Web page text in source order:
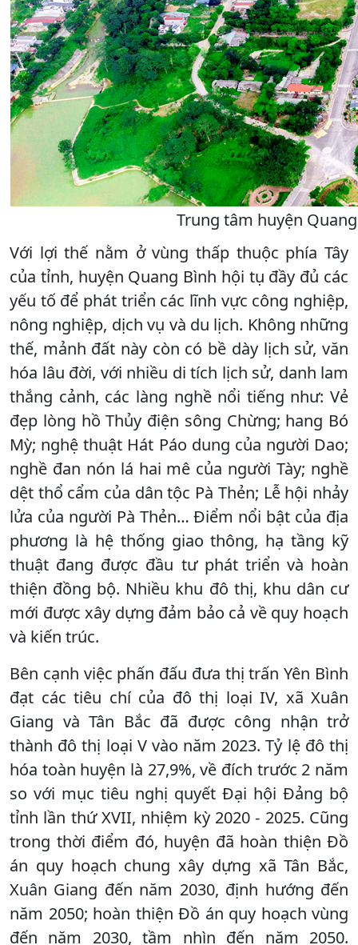
Trung tâm huyện
Với lợi thế nằm ở vùng thấp thuộc phía Tây
của tỉnh, huyện Quang Bình hội tụ đầy đủ các
yếu tố để phát triển các lĩnh vực công nghiệp,
nông nghiệp, dịch vụ và du lịch. Không những
thế, mảnh đất này còn có bề dày lịch sử, văn
hóa lâu đời, với nhiều di tích lịch sử, danh lam
thắng cảnh, các làng nghề nổi tiếng như: Vẻ
đẹp lòng hồ Thủy điện sông Chừng; hang Bó
Mỳ; nghệ thuật Hát Páo dung của người Dao;
nghề đan nón lá hai mê của người Tày; nghề
dệt thổ cẩm của dân tộc Pà Thẻn; Lễ hội nhảy
lửa của người Pà Thẻn… Điểm nổi bật của địa
phương là hệ thống giao thông, hạ tầng kỹ
thuật đang được đầu tư phát triển và hoàn
thiện đồng bộ. Nhiều khu đô thị, khu dân cư
mới được xây dựng đảm bảo cả về quy hoạch
và kiến trúc.
Bên cạnh việc phấn đấu đưa thị trấn Yên Bình
đạt các tiêu chí của đô thị loại IV, xã Xuân
Giang và Tân Bắc đã được công nhận trở
thành đô thị loại V vào năm 2023. Tỷ lệ đô thị
hóa toàn huyện là 27,9%, về đích trước 2 năm
so với mục tiêu nghị quyết Đại hội Đảng bộ
tỉnh lần thứ XVII, nhiệm kỳ 2020 - 2025. Cũng
trong thời điểm đó, huyện đã hoàn thiện Đồ
án quy hoạch chung xây dựng xã Tân Bắc,
Xuân Giang đến năm 2030, định hướng đến
năm 2050; hoàn thiện Đồ án quy hoạch vùng
đến năm 2030, tầm nhìn đến năm 2050.